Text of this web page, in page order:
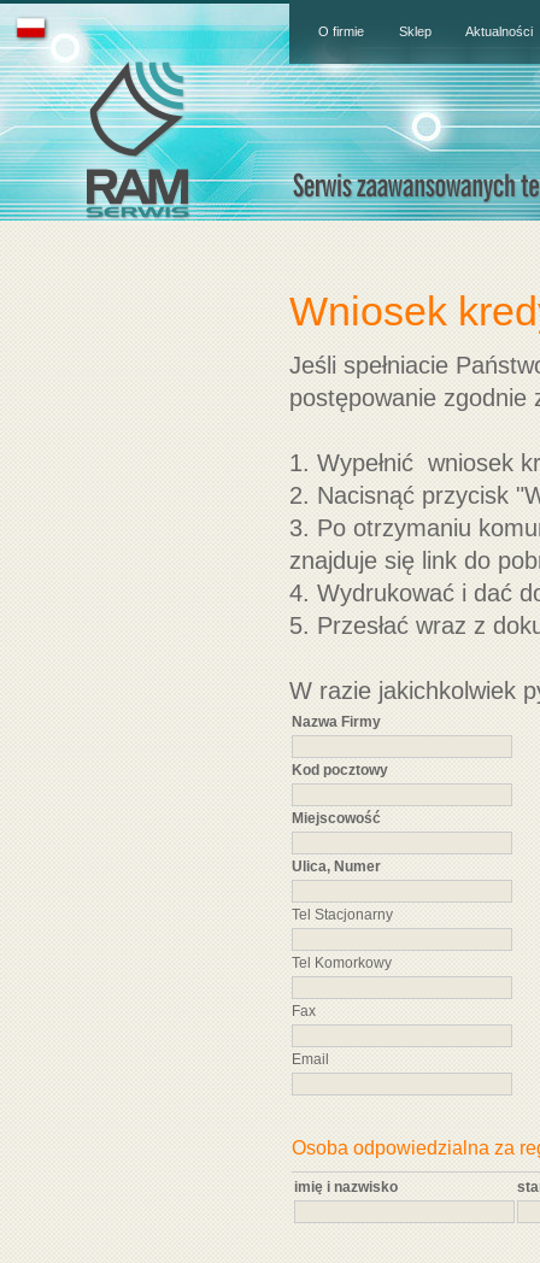
O firmie Sklep Aktualności
Wniosek
Jeśli spełniacie
postępowanie zgodnie
1. Wypełnić wniosek
2. Nacisnąć przycisk
3. Po otrzymaniu
znajduje się link do
4. Wydrukować i dać
5. Przesłać wraz z
W razie jakichkolwiek
Nazwa Firmy
Kod pocztowy
Miejscowość
Ulica, Numer
Tel Stacjonarny
Tel Komorkowy
Fax
Email
Osoba odpowiedzialna za
imię i nazwisko